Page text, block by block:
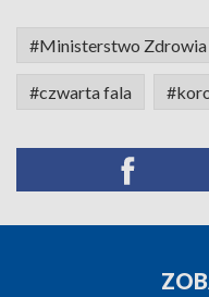
#Ministerstwo Zdrowia
#czwarta fala